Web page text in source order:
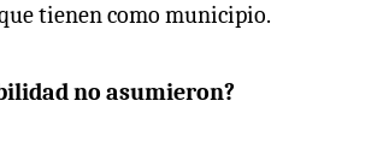
tienen como municipio.
no asumieron?